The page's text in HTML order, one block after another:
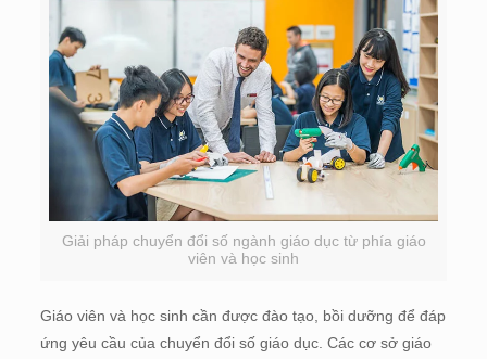
Giải pháp chuyển đổi số ngành giáo dục từ phía giáo
viên và học sinh
Giáo viên và học sinh cần được đào tạo, bồi dưỡng để đáp
ứng yêu cầu của chuyển đổi số giáo dục. Các cơ sở giáo